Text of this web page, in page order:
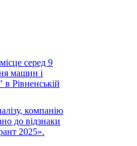
серед 9
машин і
Рівненській
компанію
до відзнаки
2025».